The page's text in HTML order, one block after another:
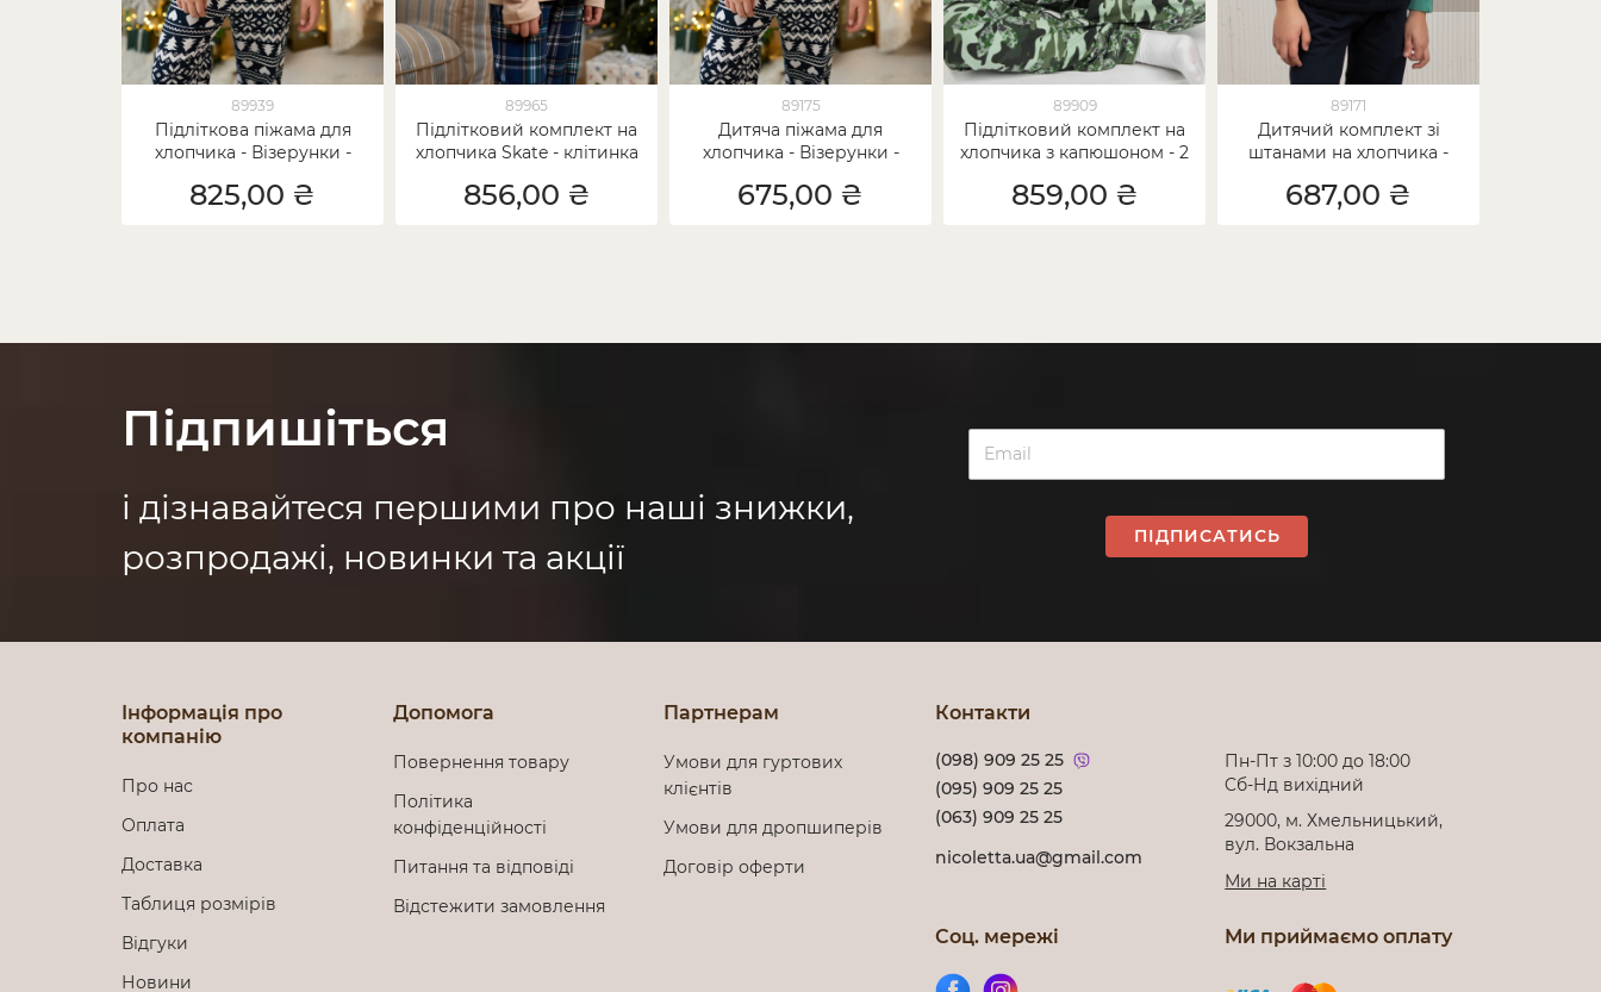
89939
Підліткова піжама для
хлопчика - Візерунки -
825,00 ₴
89965
Підлітковий комплект на
хлопчика Skate - клітинка
856,00 ₴
89175
Дитяча піжама для
хлопчика - Візерунки -
675,00 ₴
89909
Підлітковий комплект на
хлопчика з капюшоном - 2
859,00 ₴
89171
Дитячий комплект зі
штанами на хлопчика -
687,00 ₴
Підпишіться
і дізнавайтеся першими про наші знижки,
розпродажі, новинки та акції
ПІДПИСАТИСЬ
Інформація про
компанію
Про нас
Оплата
Доставка
Таблиця розмірів
Відгуки
Новини
Допомога
Повернення товару
Політика
конфіденційності
Питання та відповіді
Відстежити замовлення
Партнерам
Умови для гуртових
клієнтів
Умови для дропшиперів
Договір оферти
Контакти
(098) 909 25 25
(095) 909 25 25
(063) 909 25 25
nicoletta.ua@gmail.com
Пн-Пт з 10:00 до 18:00
Cб-Нд вихідний
29000, м. Хмельницький,
вул. Вокзальна
Ми на карті
Соц. мережі Ми приймаємо оплату